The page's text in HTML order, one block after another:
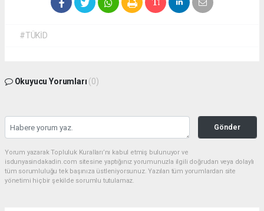
#TÜKİD
Okuyucu Yorumları (0)
Gönder
Yorum yazarak Topluluk Kuralları’nı kabul etmiş bulunuyor ve
isdunyasindakadin.com sitesine yaptığınız yorumunuzla ilgili doğrudan veya dolaylı
tüm sorumluluğu tek başınıza üstleniyorsunuz. Yazılan tüm yorumlardan site
yönetimi hiçbir şekilde sorumlu tutulamaz.